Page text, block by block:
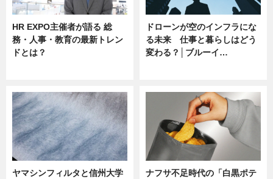
HR EXPO主催者が語る 総
務・人事・教育の最新トレン
ドとは？
ドローンが空のインフラにな
る未来 仕事と暮らしはどう
変わる？│ブルーイ…
ヤマシンフィルタと信州大学 ナフサ不足時代の「白黒ポテ